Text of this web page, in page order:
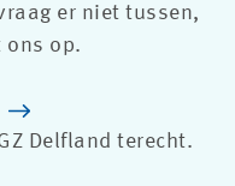
er niet tussen,
ons op.
Delfland terecht.